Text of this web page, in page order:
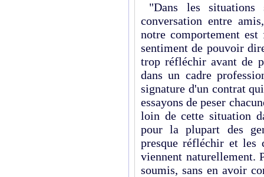
"Dans les situations
conversation entre
notre comportement
sentiment de pouvoir
trop réfléchir avant de
dans un cadre
signature d'un contrat
essayons de peser
loin de cette situation
pour la plupart des
presque réfléchir et les
viennent naturellement.
soumis, sans en avoir